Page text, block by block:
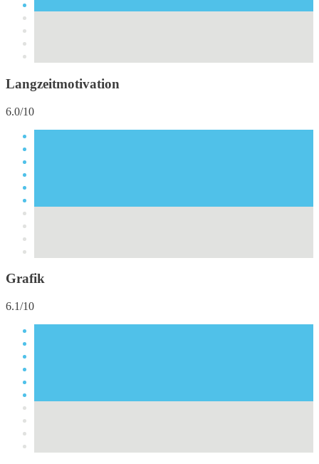
Langzeitmotivation
6.0/10
Grafik
6.1/10